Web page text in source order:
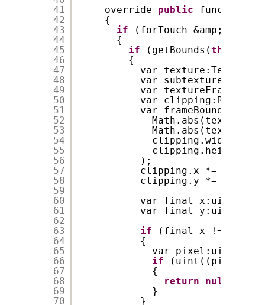
41
42
43
44
45
46
47
48
49
50
51
52
53
54
55
56
57
58
59
60
61
62
63
64
65
66
67
68
69
70
override public
function
{
if
(forTouch
{
if
(getBounds(this
{
var texture:Texture =
var
var
var
var
clipping.width *
clipping.height *
);
clipping.x *=
clipping.y *=
var final_x:uint =
var final_y:uint =
if
(final_x !=
{
var pixel:uint =
if
(uint((pixel
{
return
null
}
}